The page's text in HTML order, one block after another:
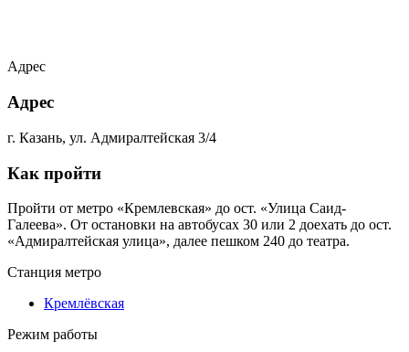
Адрес
Адрес
г. Казань, ул. Адмиралтейская 3/4
Как пройти
Пройти от метро «Кремлевская» до ост. «Улица Саид-
Галеева». От остановки на автобусах 30 или 2 доехать до ост.
«Адмиралтейская улица», далее пешком 240 до театра.
Станция метро
Кремлёвская
Режим работы